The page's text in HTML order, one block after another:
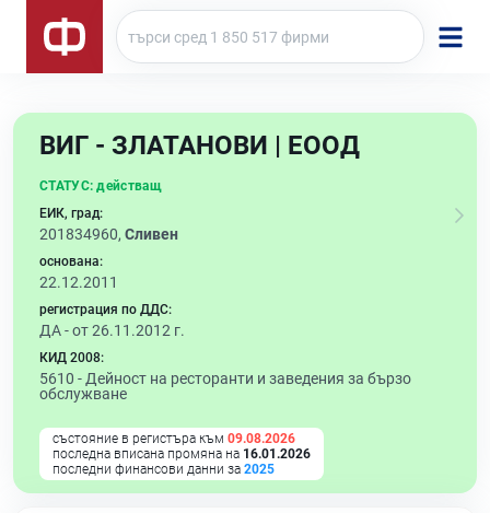
ВИГ - ЗЛАТАНОВИ | ЕООД
СТАТУС: действащ
ЕИК, град:
201834960, Сливен
основана:
22.12.2011
регистрация по ДДС:
ДА - от 26.11.2012 г.
КИД 2008:
5610 - Дейност на ресторанти и заведения за бързо
обслужване
състояние в регистъра към 09.08.2026
последна вписана промяна на 16.01.2026
последни финансови данни за 2025